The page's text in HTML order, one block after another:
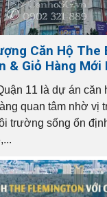
Căn Hộ The
& Giỏ Hàng Mới
11 là dự án căn
quan tâm nhờ vị
trường sống ổn